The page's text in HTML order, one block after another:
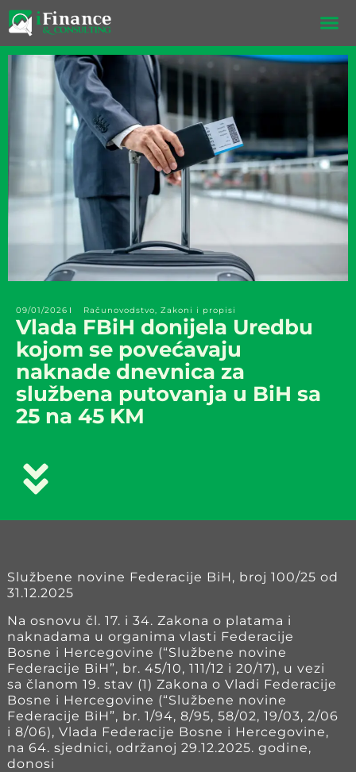
Skip
to
content
09/01/2026 Računovodstvo, Zakoni i propisi
Vlada FBiH donijela Uredbu
kojom se povećavaju
naknade dnevnica za
službena putovanja u BiH sa
25 na 45 KM
Službene novine Federacije BiH, broj 100/25 od
31.12.2025
Na osnovu čl. 17. i 34. Zakona o platama i
naknadama u organima vlasti Federacije
Bosne i Hercegovine (“Službene novine
Federacije BiH”, br. 45/10, 111/12 i 20/17), u vezi
sa članom 19. stav (1) Zakona o Vladi Federacije
Bosne i Hercegovine (“Službene novine
Federacije BiH”, br. 1/94, 8/95, 58/02, 19/03, 2/06
i 8/06), Vlada Federacije Bosne i Hercegovine,
na 64. sjednici, održanoj 29.12.2025. godine,
donosi